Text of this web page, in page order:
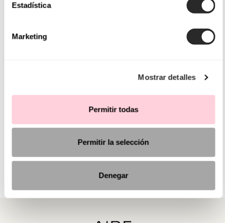
Estadística
Marketing
Mostrar detalles
Permitir todas
Permitir la selección
Denegar